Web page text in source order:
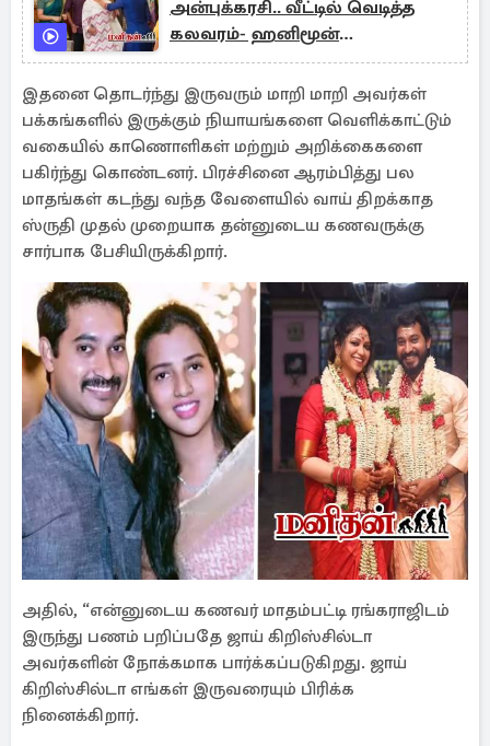
அன்புக்கரசி.. வீட்டில் வெடித்த
கலவரம்- ஹனிமூன்
போவார்களா?
இதனை தொடர்ந்து இருவரும் மாறி மாறி அவர்கள்
பக்கங்களில் இருக்கும் நியாயங்களை வெளிக்காட்டும்
வகையில் காணொளிகள் மற்றும் அறிக்கைகளை
பகிர்ந்து கொண்டனர். பிரச்சினை ஆரம்பித்து பல
மாதங்கள் கடந்து வந்த வேளையில் வாய் திறக்காத
ஸ்ருதி முதல் முறையாக தன்னுடைய கணவருக்கு
சார்பாக பேசியிருக்கிறார்.
அதில், “என்னுடைய கணவர் மாதம்பட்டி ரங்கராஜிடம்
இருந்து பணம் பறிப்பதே ஜாய் கிறிஸ்சில்டா
அவர்களின் நோக்கமாக பார்க்கப்படுகிறது. ஜாய்
கிறிஸ்சில்டா எங்கள் இருவரையும் பிரிக்க
நினைக்கிறார்.